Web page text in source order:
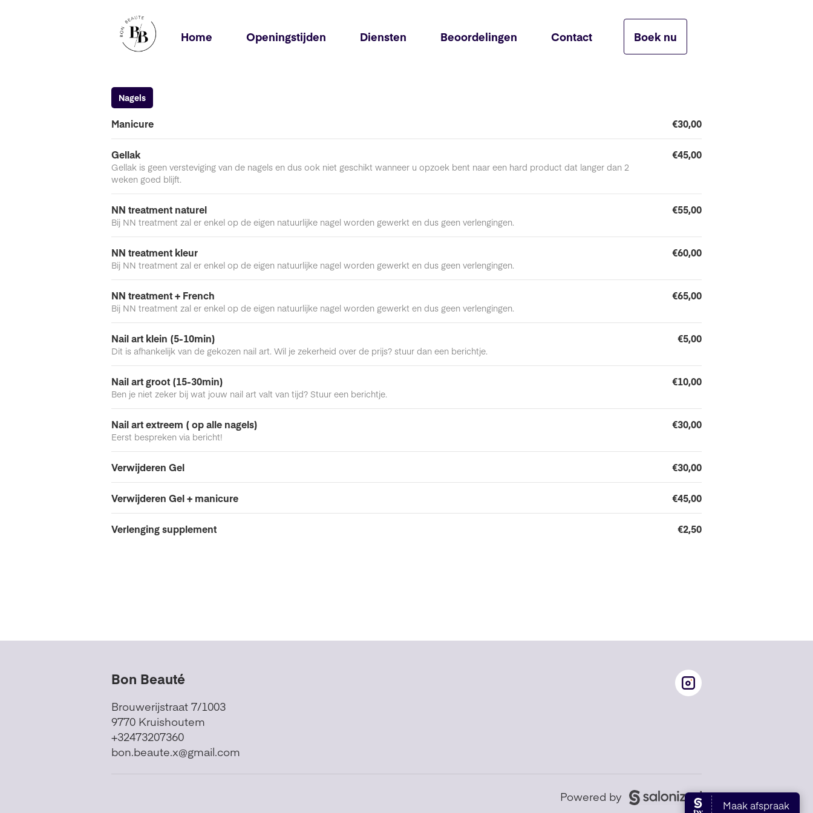
Home Openingstijden Diensten Beoordelingen Contact Boek nu
Nagels
Manicure €30,00
Gellak
Gellak is geen versteviging van de nagels en dus ook niet geschikt wanneer u opzoek bent naar een hard product dat langer dan 2
weken goed blijft.
€45,00
NN treatment naturel
Bij NN treatment zal er enkel op de eigen natuurlijke nagel worden gewerkt en dus geen verlengingen.
€55,00
NN treatment kleur
Bij NN treatment zal er enkel op de eigen natuurlijke nagel worden gewerkt en dus geen verlengingen.
€60,00
NN treatment + French
Bij NN treatment zal er enkel op de eigen natuurlijke nagel worden gewerkt en dus geen verlengingen.
€65,00
Nail art klein (5-10min)
Dit is afhankelijk van de gekozen nail art. Wil je zekerheid over de prijs? stuur dan een berichtje.
€5,00
Nail art groot (15-30min)
Ben je niet zeker bij wat jouw nail art valt van tijd? Stuur een berichtje.
€10,00
Nail art extreem ( op alle nagels)
Eerst bespreken via bericht!
€30,00
Verwijderen Gel €30,00
Verwijderen Gel + manicure €45,00
Verlenging supplement €2,50
Bon Beauté
Brouwerijstraat 7/1003
9770 Kruishoutem
+32473207360
bon.beaute.x@gmail.com
Powered by